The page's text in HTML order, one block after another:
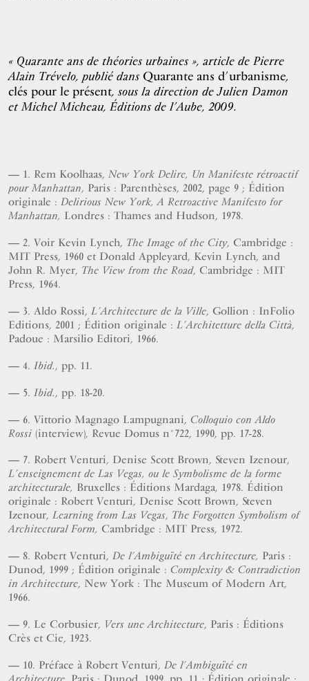
« Quarante ans de théories urbaines », article de Pierre
Alain Trévelo, publié dans Quarante ans d’urbanisme,
clés pour le présent, sous la direction de Julien Damon
et Michel Micheau, Éditions de l’Aube, 2009.
1. Rem Koolhaas, New York Delire, Un Manifeste rétroactif
pour Manhattan, Paris : Parenthèses, 2002, page 9 ; Édition
originale : Delirious New York, A Retroactive Manifesto for
Manhattan, Londres : Thames and Hudson, 1978.
2. Voir Kevin Lynch, The Image of the City, Cambridge :
MIT Press, 1960 et Donald Appleyard, Kevin Lynch, and
John R. Myer, The View from the Road, Cambridge : MIT
Press, 1964.
3. Aldo Rossi, L’Architecture de la Ville, Gollion : InFolio
Editions, 2001 ; Édition originale : L’Architetture della Città,
Padoue : Marsilio Editori, 1966.
4. Ibid., pp. 11.
5. Ibid. , pp. 18-20.
6. Vittorio Magnago Lampugnani, Colloquio con Aldo
Rossi(interview), Revue Domus n°722, 1990, pp. 17-28.
7. Robert Venturi, Denise Scott Brown, Steven Izenour,
L’enseignement de Las Vegas, ou le Symbolisme de la forme
architecturale, Bruxelles : Éditions Mardaga, 1978. Édition
originale : Robert Venturi, Denise Scott Brown, Steven
Izenour, Learning from Las Vegas, The Forgotten Symbolism of
Architectural Form, Cambridge : MIT Press, 1972.
8. Robert Venturi, De l’Ambiguïté en Architecture, Paris :
Dunod, 1999 ; Édition originale : Complexity & Contradiction
in Architecture, New York : The Museum of Modern Art,
1966.
9. Le Corbusier, Vers une Architecture, Paris : Éditions
Crès et Cie, 1923.
10. Préface à Robert Venturi, De l’Ambiguïté en